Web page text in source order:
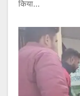
किया…